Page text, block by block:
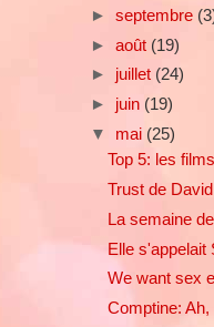
► septembre
► août (19)
► juillet (24)
► juin (19)
▼
mai (25)
Top 5: les
Trust de
La semaine
Elle s'appelait
We want sex
Comptine: